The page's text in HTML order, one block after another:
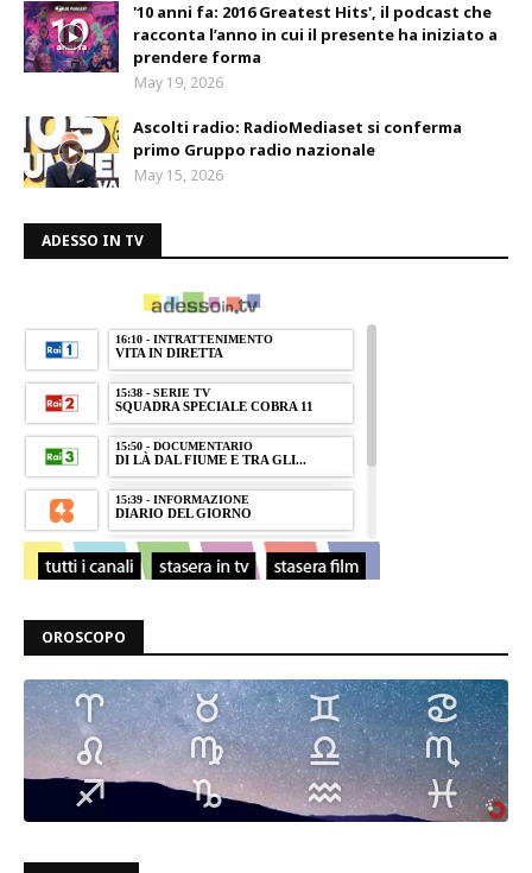
'10 anni fa: 2016 Greatest Hits', il podcast che
racconta l’anno in cui il presente ha iniziato a
prendere forma
May 19, 2026
Ascolti radio: RadioMediaset si conferma
primo Gruppo radio nazionale
May 15, 2026
ADESSO IN TV
OROSCOPO